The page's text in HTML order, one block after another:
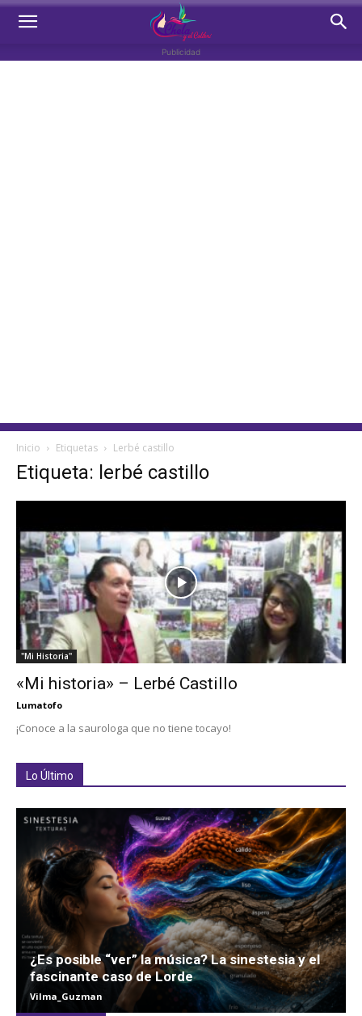
Publicidad
Inicio Etiquetas Lerbé castillo
Etiqueta: lerbé castillo
"Mi Historia"
«Mi historia» – Lerbé Castillo
Lumatofo
¡Conoce a la saurologa que no tiene tocayo!
Lo Último
¿Es posible “ver” la música? La sinestesia y el
fascinante caso de Lorde
Vilma_Guzman